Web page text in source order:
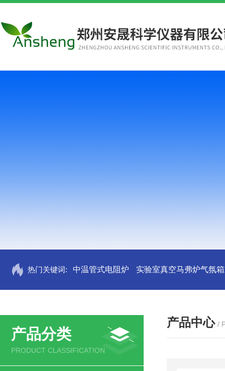
热门关键词: 中温管式电阻炉 实验室真空马弗炉气氛
产品分类
PRODUCT CLASSIFICATION
产品中心 /